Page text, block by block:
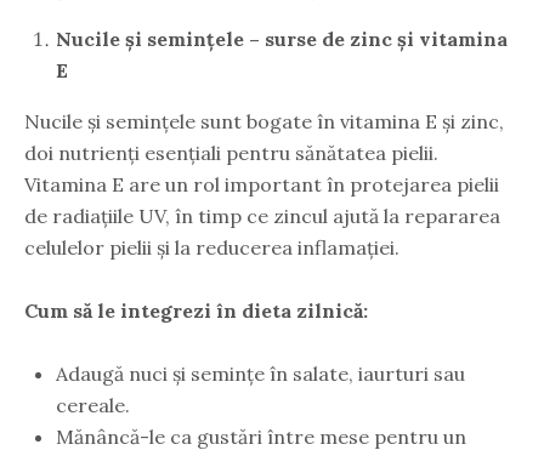
Nucile și semințele – surse de zinc și vitamina
E
Nucile și semințele sunt bogate în vitamina E și zinc,
doi nutrienți esențiali pentru sănătatea pielii.
Vitamina E are un rol important în protejarea pielii
de radiațiile UV, în timp ce zincul ajută la repararea
celulelor pielii și la reducerea inflamației.
Cum să le integrezi în dieta zilnică:
Adaugă nuci și semințe în salate, iaurturi sau
cereale.
Mănâncă-le ca gustări între mese pentru un